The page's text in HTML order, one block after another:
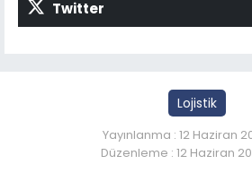
Twitter
Lojistik
Yayınlanma : 12 Haziran
Düzenleme : 12 Haziran